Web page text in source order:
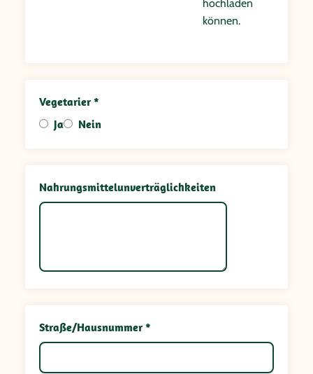
hochladen
können.
Vegetarier *
Ja
Nein
Nahrungsmittelunverträglichkeiten
Straße/Hausnummer *